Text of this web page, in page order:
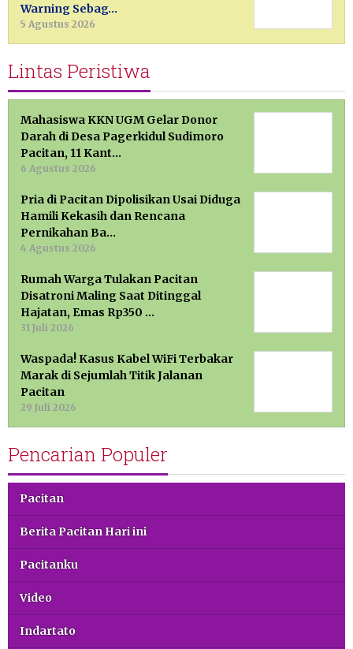
Warning Sebag…
5 Agustus 2026
Lintas Peristiwa
Mahasiswa KKN UGM Gelar Donor
Darah di Desa Pagerkidul Sudimoro
Pacitan, 11 Kant…
6 Agustus 2026
Pria di Pacitan Dipolisikan Usai Diduga
Hamili Kekasih dan Rencana
Pernikahan Ba…
4 Agustus 2026
Rumah Warga Tulakan Pacitan
Disatroni Maling Saat Ditinggal
Hajatan, Emas Rp350 …
31 Juli 2026
Waspada! Kasus Kabel WiFi Terbakar
Marak di Sejumlah Titik Jalanan
Pacitan
29 Juli 2026
Pencarian Populer
Pacitan
Berita Pacitan Hari ini
Pacitanku
Video
Indartato